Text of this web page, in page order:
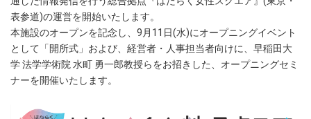
表参道)の運営を開始いたします。
本施設のオープンを記念し、9月11日(水)にオープニングイベント
として「開所式」および、経営者・人事担当者向けに、早稲田大
学 法学学術院 水町 勇一郎教授らをお招きした、オープニングセミ
ナーを開催いたします。